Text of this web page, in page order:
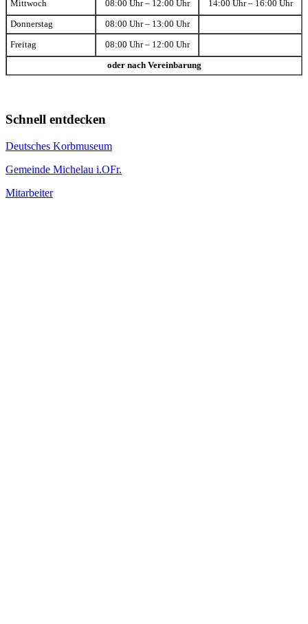
Mittwoch 08:00 Uhr – 12:00 Uhr 14:00 Uhr – 16:00 Uhr
Donnerstag 08:00 Uhr – 13:00 Uhr
Freitag 08:00 Uhr – 12:00 Uhr
oder nach Vereinbarung
Schnell entdecken
Deutsches Korbmuseum
Gemeinde Michelau i.OFr.
Mitarbeiter